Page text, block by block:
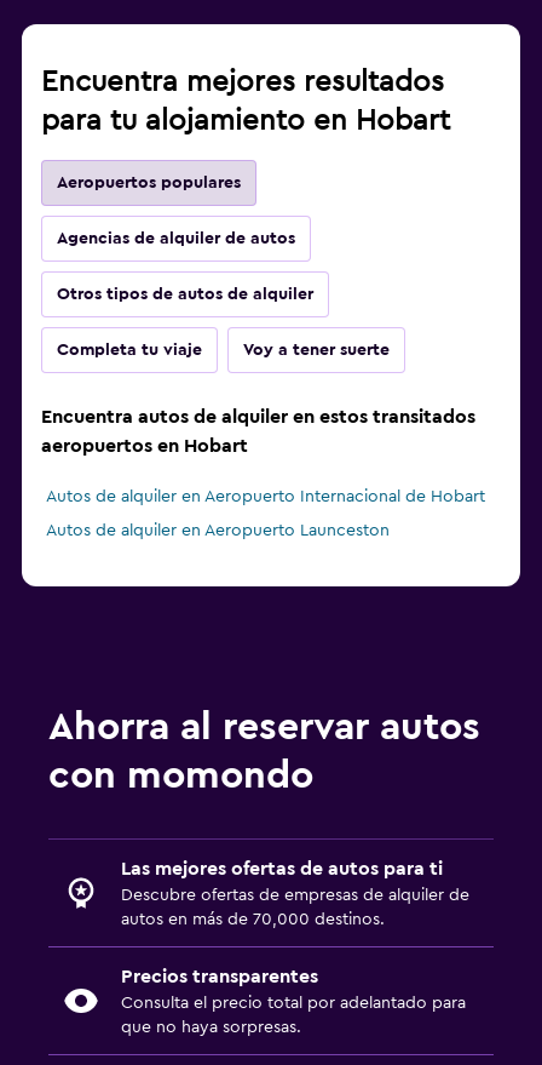
Encuentra mejores resultados
para tu alojamiento en Hobart
Aeropuertos populares
Agencias de alquiler de autos
Otros tipos de autos de alquiler
Completa tu viaje Voy a tener suerte
Encuentra autos de alquiler en estos transitados
aeropuertos en Hobart
Autos de alquiler en Aeropuerto Internacional de Hobart
Autos de alquiler en Aeropuerto Launceston
Ahorra al reservar autos
con momondo
Las mejores ofertas de autos para ti
Descubre ofertas de empresas de alquiler de
autos en más de 70,000 destinos.
Precios transparentes
Consulta el precio total por adelantado para
que no haya sorpresas.